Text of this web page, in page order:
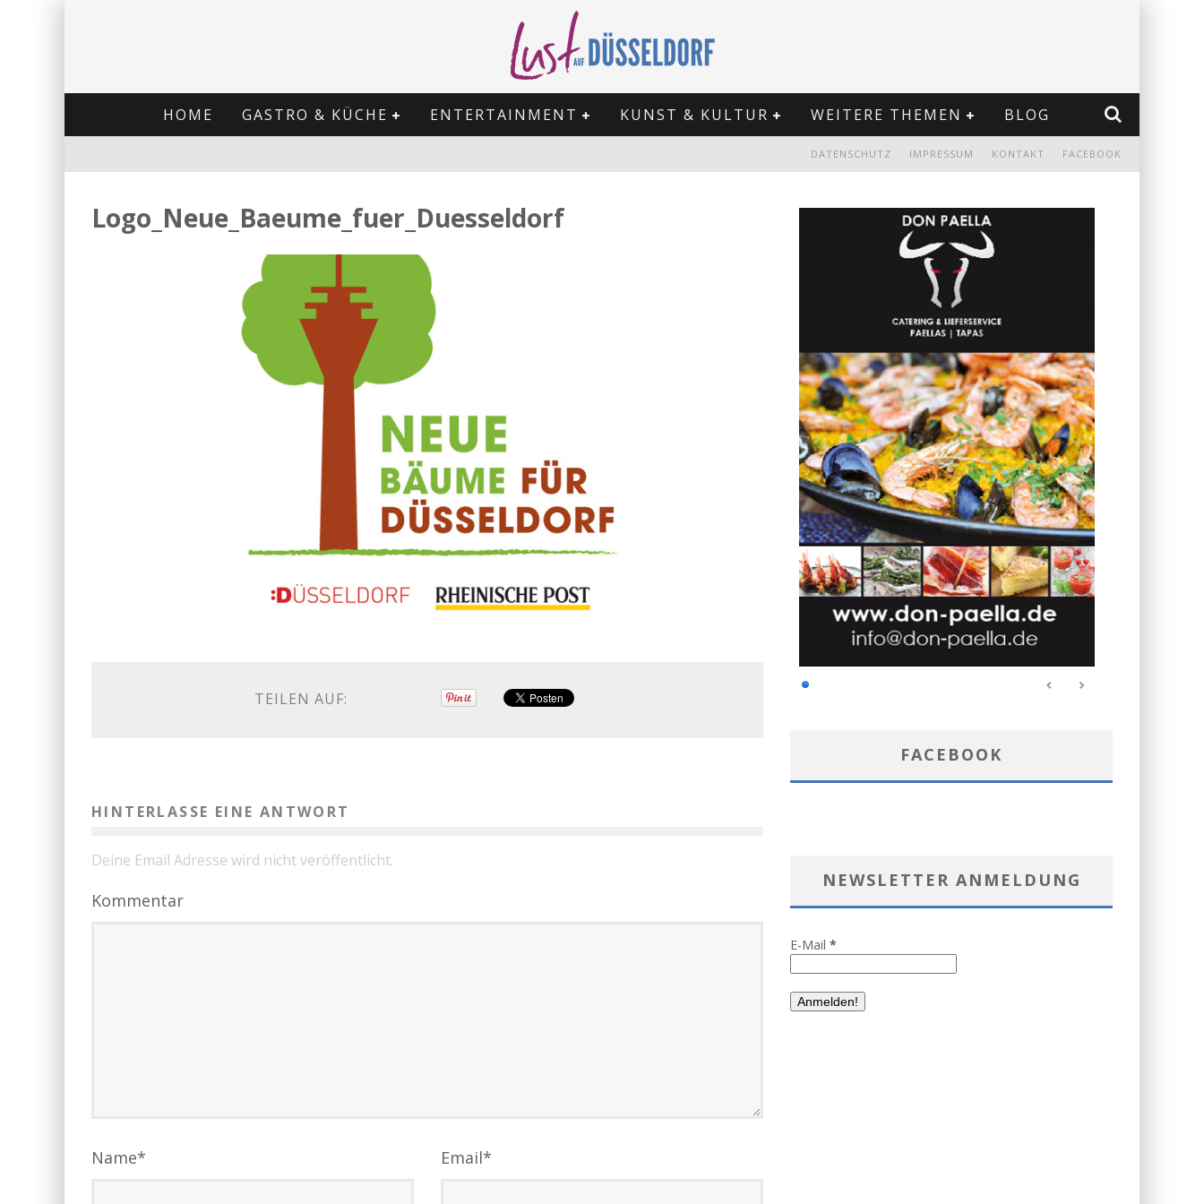
HOME GASTRO & KÜCHE ENTERTAINMENT KUNST & KULTUR WEITERE THEMEN BLOG
FACEBOOK
KONTAKT
IMPRESSUM
DATENSCHUTZ
Logo_Neue_Baeume_fuer_Duesseldorf
TEILEN AUF:
HINTERLASSE EINE ANTWORT
Deine Email Adresse wird nicht veröffentlicht.
Kommentar
Name* Email*
FACEBOOK
NEWSLETTER ANMELDUNG
E-Mail *